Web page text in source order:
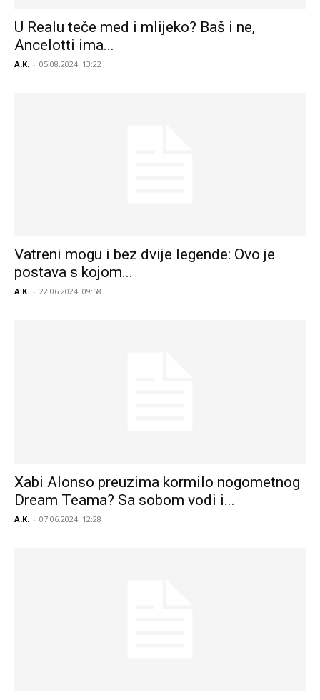
U Realu teče med i mlijeko? Baš i ne,
Ancelotti ima...
A.K. - 05.08.2024. 13:22
Vatreni mogu i bez dvije legende: Ovo je
postava s kojom...
A.K. - 22.06.2024. 09:58
Xabi Alonso preuzima kormilo nogometnog
Dream Teama? Sa sobom vodi i...
A.K. - 07.06.2024. 12:28